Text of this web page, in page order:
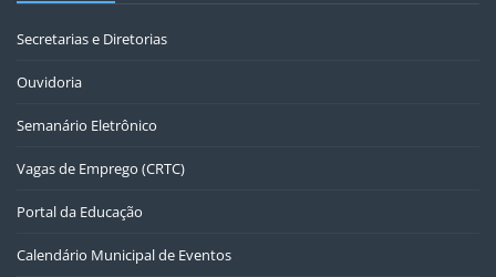
Secretarias e Diretorias
Ouvidoria
Semanário Eletrônico
Vagas de Emprego (CRTC)
Portal da Educação
Calendário Municipal de Eventos